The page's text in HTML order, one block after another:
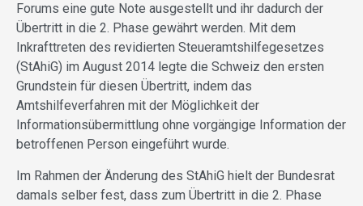
Forums eine gute Note ausgestellt und ihr dadurch der
Übertritt in die 2. Phase gewährt werden. Mit dem
Inkrafttreten des revidierten Steueramtshilfegesetzes
(StAhiG) im August 2014 legte die Schweiz den ersten
Grundstein für diesen Übertritt, indem das
Amtshilfeverfahren mit der Möglichkeit der
Informationsübermittlung ohne vorgängige Information der
betroffenen Person eingeführt wurde.
Im Rahmen der Änderung des StAhiG hielt der Bundesrat
damals selber fest, dass zum Übertritt in die 2. Phase